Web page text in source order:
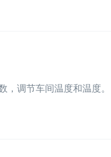
，调节车间温度和温度